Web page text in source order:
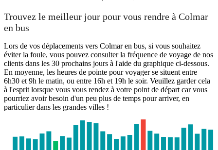
Trouvez le meilleur jour pour vous rendre à Colmar
en bus
Lors de vos déplacements vers Colmar en bus, si vous souhaitez
éviter la foule, vous pouvez consulter la fréquence de voyage de nos
clients dans les 30 prochains jours à l'aide du graphique ci-dessous.
En moyenne, les heures de pointe pour voyager se situent entre
6h30 et 9h le matin, ou entre 16h et 19h le soir. Veuillez garder cela
à l'esprit lorsque vous vous rendez à votre point de départ car vous
pourriez avoir besoin d'un peu plus de temps pour arriver, en
particulier dans les grandes villes !